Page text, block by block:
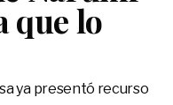
que lo
ya presentó recurso